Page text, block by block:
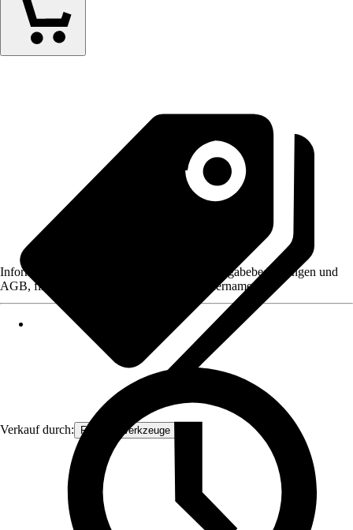
Verkauf durch: FAMEX-Werkzeuge
Informationen des Verkäufers, wie z. B. Rückgabebedingungen und
AGB, finden Sie bei Klick auf den Verkäufernamen.